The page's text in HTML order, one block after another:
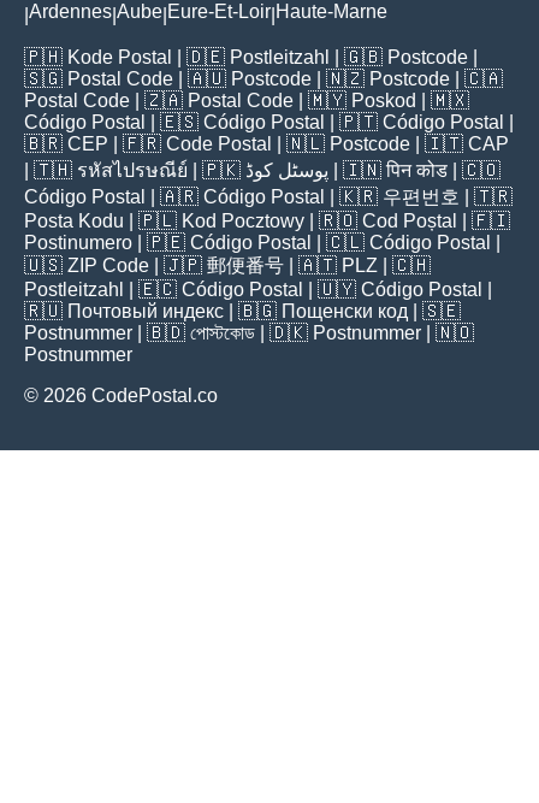
Ardennes Aube Eure-Et-Loir Haute-Marne
🇵🇭 Kode Postal | 🇩🇪 Postleitzahl | 🇬🇧 Postcode
🇸🇬 Postal Code | 🇦🇺 Postcode | 🇳🇿 Postcode | 🇨🇦
Postal Code | 🇿🇦 Postal Code | 🇲🇾 Poskod
| 🇲🇽
Código Postal
| 🇪🇸 Código Postal | 🇵🇹 Código Postal
🇧🇷 CEP | 🇫🇷 Code Postal | 🇳🇱 Postcode | 🇮🇹 CAP
| 🇹🇭 รหัสไปรษณีย์ | 🇵🇰 پوسٹل کوڈ | 🇮🇳पिन कोड | 🇨🇴
Código Postal
| 🇦🇷 Código Postal | 🇰🇷 우편번호
| 🇹🇷
Posta Kodu | 🇵🇱 Kod Pocztowy | 🇷🇴 Cod Poștal
| 🇫🇮
Postinumero | 🇵🇪 Código Postal | 🇨🇱 Código Postal
🇺🇸 ZIP Code | 🇯🇵 郵便番号 | 🇦🇹 PLZ | 🇨🇭
Postleitzahl
| 🇪🇨 Código Postal | 🇺🇾 Código Postal
🇷🇺 Почтовый индекс | 🇧🇬 Пощенски код | 🇸🇪
Postnummer | 🇧🇩 পোস্টকোড | 🇩🇰 Postnummer | 🇳🇴
Postnummer
© 2026 CodePostal.co